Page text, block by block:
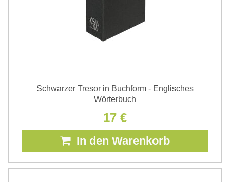
Schwarzer Tresor in Buchform - Englisches
Wörterbuch
17 €
In den Warenkorb